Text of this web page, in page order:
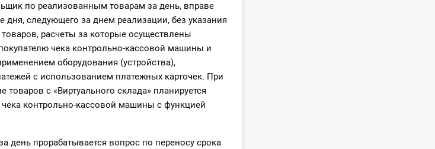
по реализованным товарам за день, вправе
следующего за днем реализации, без указания
расчеты за которые осуществлены
чека контрольно-кассовой машины и
оборудования (устройства),
с использованием платежных карточек. При
с «Виртуального склада» планируется
контрольно-кассовой машины с функцией
день прорабатывается вопрос по переносу срока